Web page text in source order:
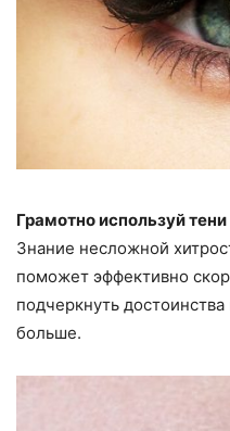
Грамотно используй тени
Знание несложной
поможет эффективно
подчеркнуть достоинства
больше.